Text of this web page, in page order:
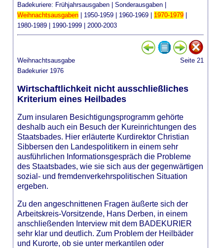
Badekuriere: Frühjahrsausgaben |Sonderausgaben |
Weihnachtsausgaben | 1950-1959 | 1960-1969 | 1970-1979 |
1980-1989 | 1990-1999 | 2000-2003
Weihnachtsausgabe
Badekurier 1976
Seite 21
Wirtschaftlichkeit nicht ausschließliches
Kriterium eines Heilbades
Zum insularen Besichtigungsprogramm gehörte
deshalb auch ein Besuch der Kureinrichtungen des
Staatsbades. Hier erläuterte Kurdirektor Christian
Sibbersen den Landespolitikern in einem sehr
ausführlichen Informationsgespräch die Probleme
des Staatsbades, wie sie sich aus der gegenwärtigen
sozial- und fremdenverkehrspolitischen Situation
ergeben.
Zu den angeschnittenen Fragen äußerte sich der
Arbeitskreis-Vorsitzende, Hans Derben, in einem
anschließenden Interview mit dem BADEKURIER
sehr klar und deutlich. Zum Problem der Heilbäder
und Kurorte, ob sie unter merkantilen oder